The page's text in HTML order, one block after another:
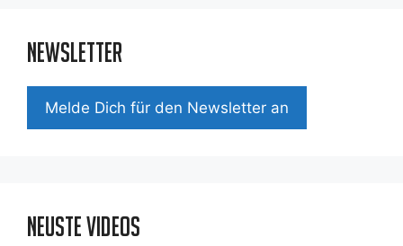
Newsletter
Mel­de Dich für den News­let­ter an
Neuste Videos